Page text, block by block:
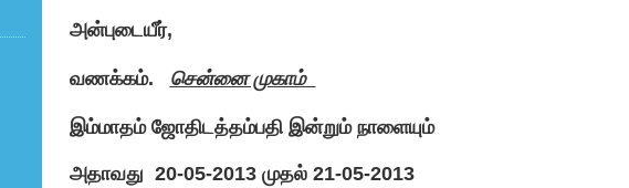
அன்புடையீர்,
வணக்கம். சென்னை முகாம்
இம்மாதம் ஜோதிடத்தம்பதி இன்றும் நாளையும்
அதாவது 20-05-2013 முதல் 21-05-2013